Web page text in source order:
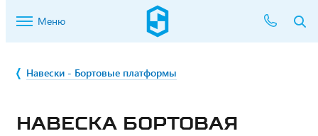
Меню
Навески - Бортовые платформы
НАВЕСКА БОРТОВАЯ